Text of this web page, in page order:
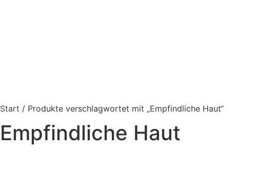
Start / Produkte verschlagwortet mit „Empfindliche Haut“
Empfindliche Haut